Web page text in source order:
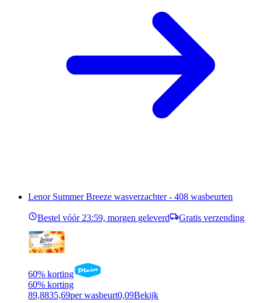
Lenor Summer Breeze wasverzachter - 408 wasbeurten
Bestel vóór 23:59, morgen geleverd Gratis verzending
60% korting
60% korting
89,8835,69per wasbeurt0,09Bekijk